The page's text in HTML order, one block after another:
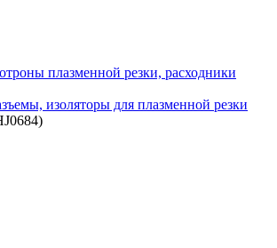
плазменной резки, расходники
изоляторы для плазменной резки